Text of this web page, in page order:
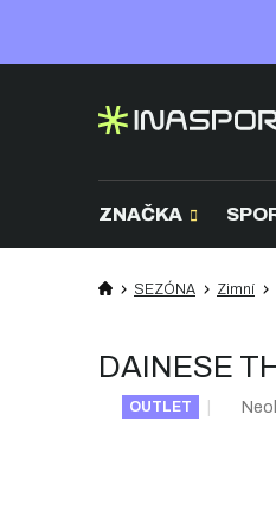
ZNAČKA
SEZÓNA Zimní
DAINESE
OUTLET